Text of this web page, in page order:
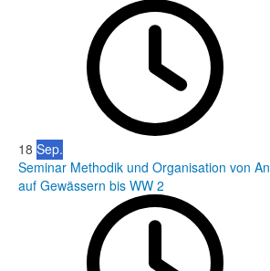
18 Sep.
Seminar Methodik und Organisation von
auf Gewässern bis WW 2